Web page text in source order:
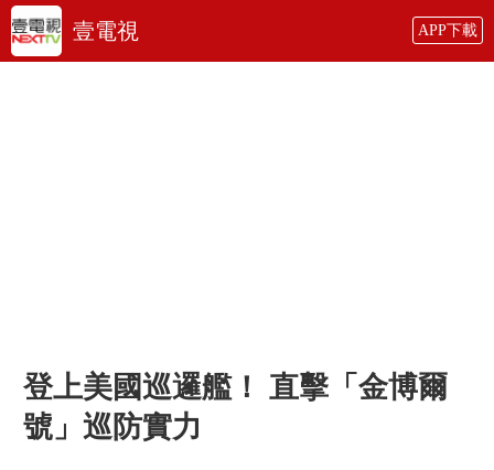
壹電視 APP下載
登上美國巡邏艦！ 直擊「金博爾
號」巡防實力